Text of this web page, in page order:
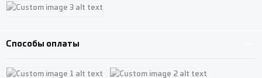
Способы оплаты